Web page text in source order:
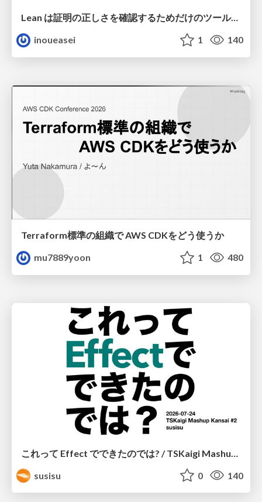
Lean は証明の正しさを確認するためだけのツールって思ってませんか？
inoueasei
1 140
Terraform標準の組織で AWS CDKをどう使うか
mu7889yoon
1 480
susisu
0 140